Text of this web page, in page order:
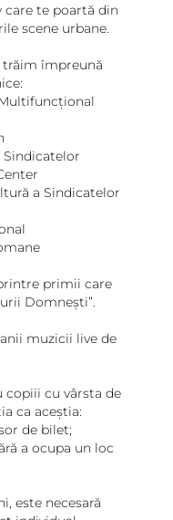
te poartă din
scene urbane.
trăim împreună
Multifuncțional
Sindicatelor
a Sindicatelor
primii care
Domnești”.
muzicii live de
copiii cu vârsta de
ca aceștia:
de bilet;
a ocupa un loc
este necesară